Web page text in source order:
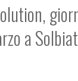
a